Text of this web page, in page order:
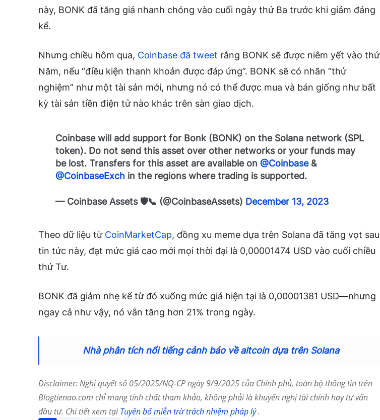
này, BONK đã tăng giá nhanh chóng vào cuối ngày thứ Ba trước khi giảm đáng
kể.
Nhưng chiều hôm qua, Coinbase đã tweet rằng BONK sẽ được niêm yết vào thứ
Năm, nếu “điều kiện thanh khoản được đáp ứng”. BONK sẽ có nhãn “thử
nghiệm” như một tài sản mới, nhưng nó có thể được mua và bán giống như bất
kỳ tài sản tiền điện tử nào khác trên sàn giao dịch.
Coinbase will add support for Bonk (BONK) on the Solana network (SPL
token). Do not send this asset over other networks or your funds may
be lost. Transfers for this asset are available on @Coinbase&
@CoinbaseExch in the regions where trading is supported.
— Coinbase Assets 🛡️📞 (@CoinbaseAssets) December 13, 2023
Theo dữ liệu từ CoinMarketCap, đồng xu meme dựa trên Solana đã tăng vọt sau
tin tức này, đạt mức giá cao mới mọi thời đại là 0,00001474 USD vào cuối chiều
thứ Tư.
BONK đã giảm nhẹ kể từ đó xuống mức giá hiện tại là 0,00001381 USD—nhưng
ngay cả như vậy, nó vẫn tăng hơn 21% trong ngày.
Nhà phân tích nổi tiếng cảnh báo về altcoin dựa trên Solana
Disclaimer: Nghị quyết số 05/2025/NQ-CP ngày 9/9/2025 của Chính phủ, toàn bộ thông tin trên
Blogtienao.com chỉ mang tính chất tham khảo, không phải là khuyến nghị tài chính hay tư vấn
đầu tư. Chi tiết xem tạiTuyên bố miễn trừ trách nhiệm pháp lý.